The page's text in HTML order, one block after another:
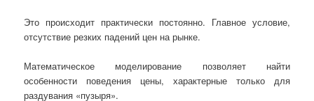
Это происходит практически постоянно. Главное условие,
отсутствие резких падений цен на рынке.
Математическое моделирование позволяет найти
особенности поведения цены, характерные только для
раздувания «пузыря».